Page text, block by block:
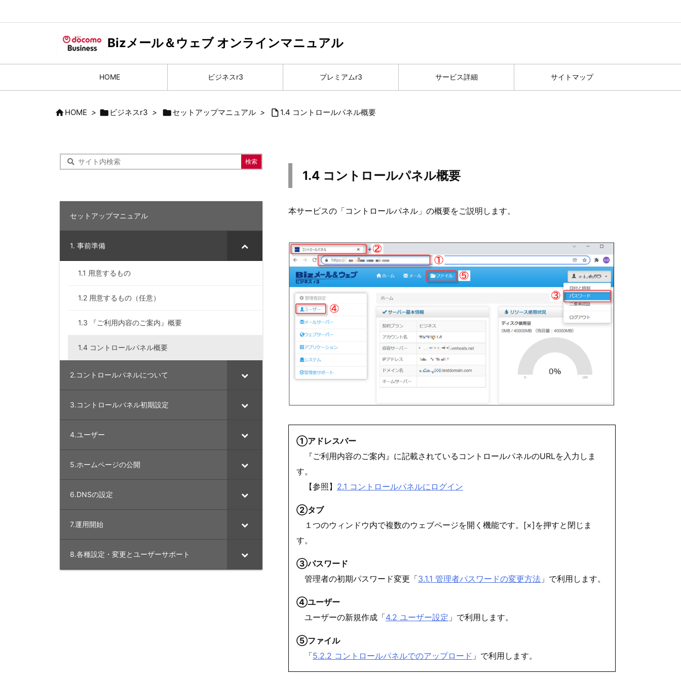
Bizメール＆ウェブ オンラインマニュアル
HOME ビジネスr3 プレミアムr3 サービス詳細 サイトマップ
HOME >  ビジネスr3 > セットアップマニュアル >  1.4 コントロールパネル概要
1.4 コントロールパネル概要
本サービスの「コントロールパネル」の概要をご説明します。
①アドレスバー
『ご利用内容のご案内』に記載されているコントロールパネルのURLを入力しま
す。
【参照】 2.1 コントロールパネルにログイン
②タブ
１つのウィンドウ内で複数のウェブページを開く機能です。[×]を押すと閉じま
す。
③パスワード
管理者の初期パスワード変更「3.1.1 管理者パスワードの変更方法 」で利用します。
④ユーザー
ユーザーの新規作成「4.2 ユーザー設定 」で利用します。
⑤ファイル
「5.2.2 コントロールパネルでのアップロード 」で利用します。
セットアップマニュアル
1. 事前準備
1.1 用意するもの
1.2 用意するもの（任意）
1.3 『ご利用内容のご案内』概要
1.4 コントロールパネル概要
2.コントロールパネルについて
3.コントロールパネル初期設定
4.ユーザー
5.ホームページの公開
6.DNSの設定
7.運用開始
8.各種設定・変更とユーザーサポート